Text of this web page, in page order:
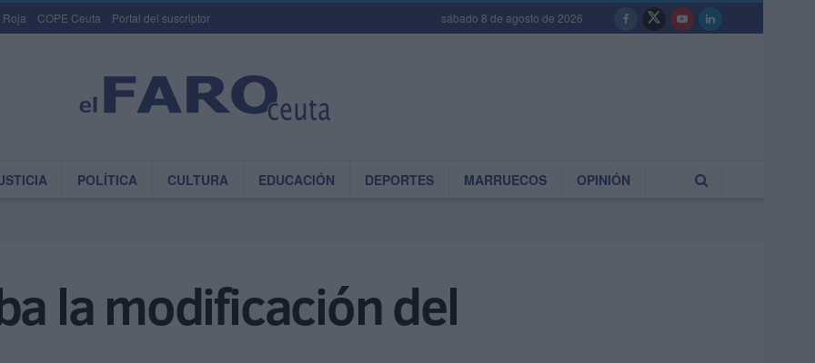
Roja COPE Ceuta Portal del suscriptor sábado 8 de agosto de 2026
POLÍTICA CULTURA EDUCACIÓN DEPORTES MARRUECOS OPINIÓN
la modificación del